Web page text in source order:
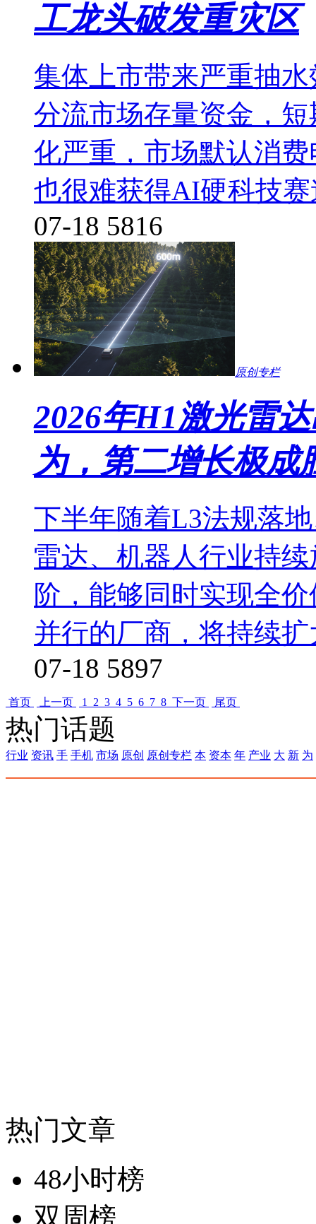
工龙头破发重灾区
集体上市带来严重抽
分流市场存量资金，
化严重，市场默认消
也很难获得AI硬科技
07-18 5816
原创专栏
2026年H1激光雷
为，第二增长极成
下半年随着L3法规落
雷达、机器人行业持
阶，能够同时实现全
并行的厂商，将持续
07-18 5897
首页 上一页 1 2 3 4 5 6 7 8 下一页 尾页
热门话题
行业 资讯 手 手机 市场 原创 原创专栏 本 资本 年 产业 大 新 为
热门文章
48小时榜
双周榜